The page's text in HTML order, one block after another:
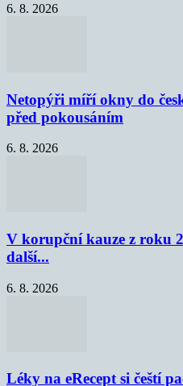
6. 8. 2026
Netopýři míří okny do
před pokousáním
6. 8. 2026
V korupční kauze z roku
další...
6. 8. 2026
Léky na eRecept si čeští